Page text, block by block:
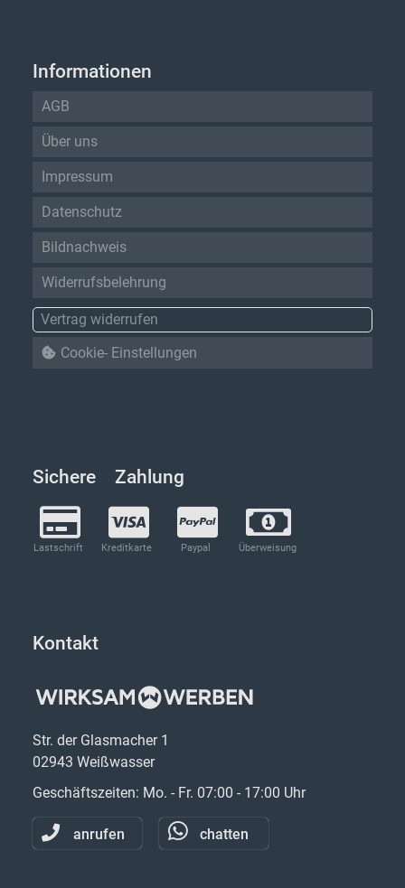
Sichere Zahlung
Lastschrift Kreditkarte Paypal Überweisung
Informationen
AGB
Über uns
Impressum
Datenschutz
Bildnachweis
Widerrufsbelehrung
Vertrag widerrufen
Cookie- Einstellungen
Kontakt
Str. der Glasmacher 1
02943 Weißwasser
Geschäftszeiten: Mo. - Fr. 07:00 - 17:00 Uhr
anrufen chatten